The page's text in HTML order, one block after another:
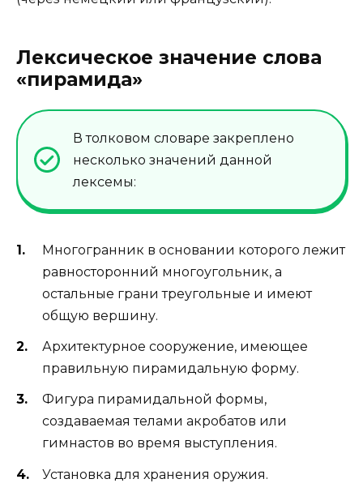
Лексическое значение слова
«пирамида»
В толковом словаре закреплено
несколько значений данной
лексемы:
Многогранник в основании которого лежит
равносторонний многоугольник, а
остальные грани треугольные и имеют
общую вершину.
Архитектурное сооружение, имеющее
правильную пирамидальную форму.
Фигура пирамидальной формы,
создаваемая телами акробатов или
гимнастов во время выступления.
Установка для хранения оружия.